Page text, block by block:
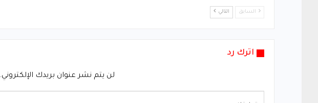
السابق التالي
اترك رد
لن يتم نشر عنوان بريدك الإلكتروني.